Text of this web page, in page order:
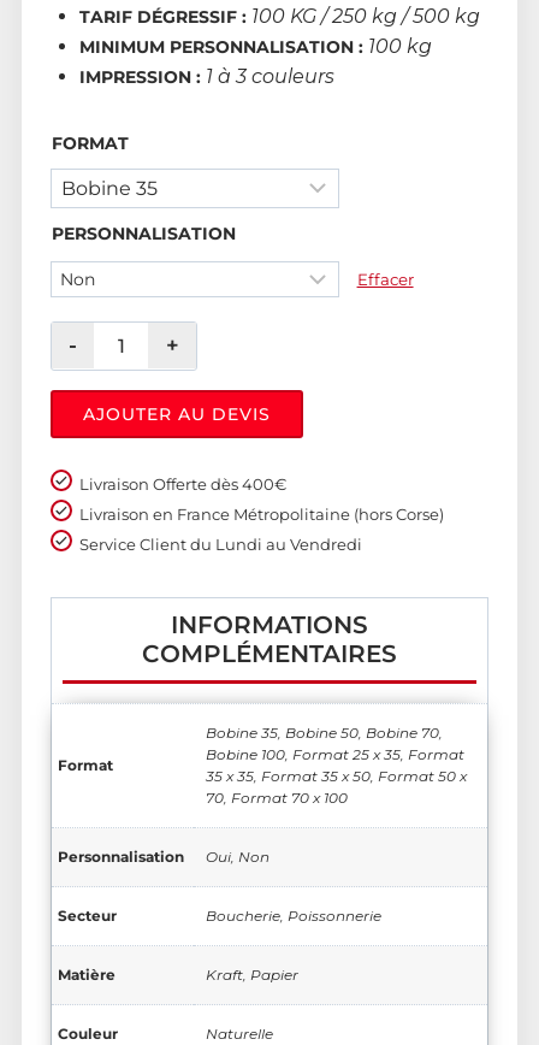
TARIF DÉGRESSIF : 100 KG / 250 kg / 500 kg
MINIMUM PERSONNALISATION : 100 kg
IMPRESSION :1 à 3 couleurs
FORMAT
PERSONNALISATION
Effacer
AJOUTER AU DEVIS
Livraison Offerte dès 400€
Livraison en France Métropolitaine (hors Corse)
Service Client du Lundi au Vendredi
INFORMATIONS
COMPLÉMENTAIRES
Format
Bobine 35, Bobine 50, Bobine 70,
Bobine 100, Format 25 x 35, Format
35 x 35, Format 35 x 50, Format 50 x
70, Format 70 x 100
Personnalisation Oui, Non
Secteur Boucherie, Poissonnerie
Matière Kraft, Papier
Couleur Naturelle